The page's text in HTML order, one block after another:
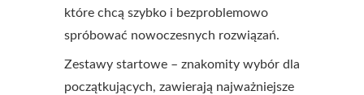
które chcą szybko i bezproblemowo
spróbować nowoczesnych rozwiązań.
Zestawy startowe – znakomity wybór dla
początkujących, zawierają najważniejsze